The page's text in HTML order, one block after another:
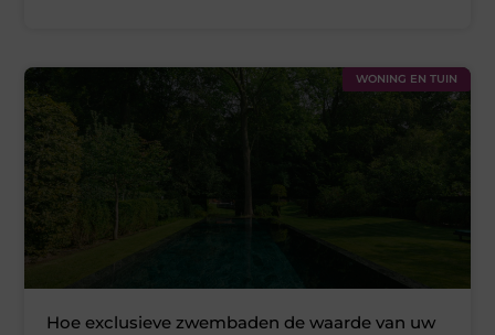
WONING EN TUIN
Hoe exclusieve zwembaden de waarde van uw